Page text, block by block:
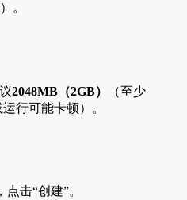
。
2048MB（2GB）
（至少
行可能卡顿）。
击“创建”。